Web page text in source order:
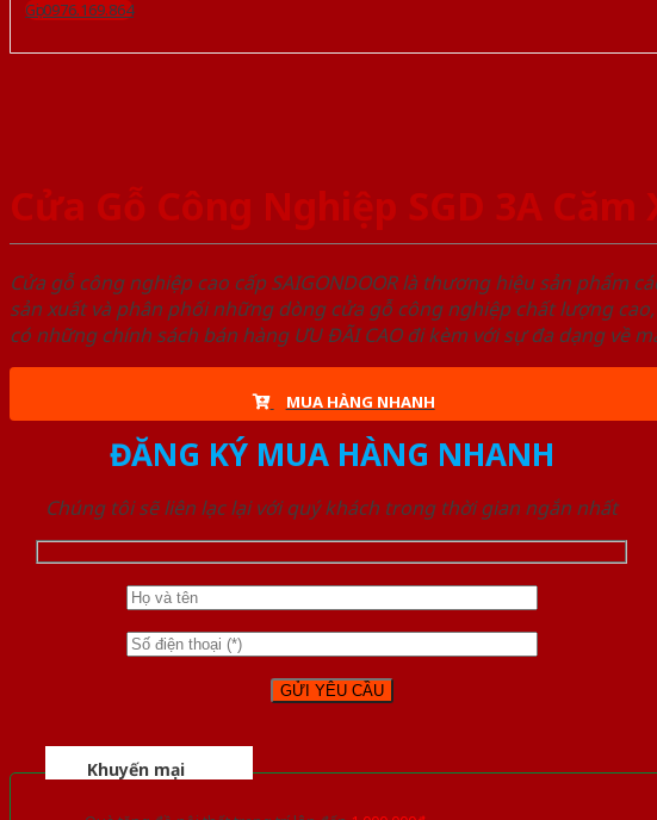
Gọi 0976.169.864
Cửa Gỗ Công Nghiệp SGD 3A Căm
Cửa gỗ công nghiệp cao cấp SAIGONDOOR là thương hiệu sản phẩm
sản xuất và phân phối những dòng cửa gỗ công nghiệp chất lượng
có những chính sách bán hàng ƯU ĐÃI CAO đi kèm với sự đa dạng về
MUA HÀNG NHANH
ĐĂNG KÝ MUA HÀNG NHANH
Chúng tôi sẽ liên lạc lại với quý khách trong thời gian ngắn nhất
Khuyến mại